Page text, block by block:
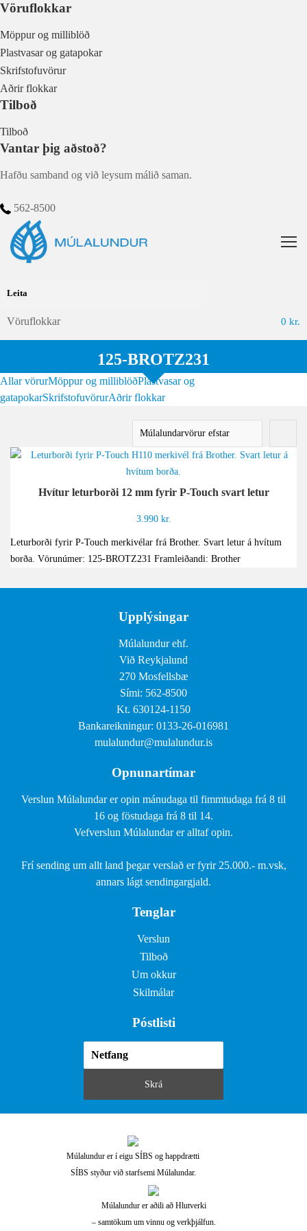
Vöruflokkar
Möppur og milliblöð
Plastvasar og gatapokar
Skrifstofuvörur
Aðrir flokkar
Tilboð
Tilboð
Vantar þig aðstoð?
Hafðu samband og við leysum málið saman.
562-8500
Vöruflokkar 0 kr.
125-BROTZ231
Allar vörurMöppur og milliblöðPlastvasar og
gatapokarSkrifstofuvörurAðrir flokkar
Hvítur leturborði 12 mm fyrir P-Touch svart letur
3.990 kr.
Leturborði fyrir P-Touch merkivélar frá Brother. Svart letur á hvítum
borða. Vörunúmer: 125-BROTZ231 Framleiðandi: Brother
Upplýsingar
Múlalundur ehf.
Við Reykjalund
270 Mosfellsbæ
Sími: 562-8500
Kt. 630124-1150
Bankareikningur: 0133-26-016981
mulalundur@mulalundur.is
Opnunartímar
Verslun Múlalundar er opin mánudaga til fimmtudaga frá 8 til
16 og föstudaga frá 8 til 14.
Vefverslun Múlalundar er alltaf opin.
Frí sending um allt land þegar verslað er fyrir 25.000.- m.vsk,
annars lágt sendingargjald.
Tenglar
Verslun
Tilboð
Um okkur
Skilmálar
Póstlisti
Múlalundur er í eigu SÍBS og happdrætti
SÍBS styður við starfsemi Múlalundar.
Múlalundur er aðili að Hlutverki
– samtökum um vinnu og verkþjálfun.